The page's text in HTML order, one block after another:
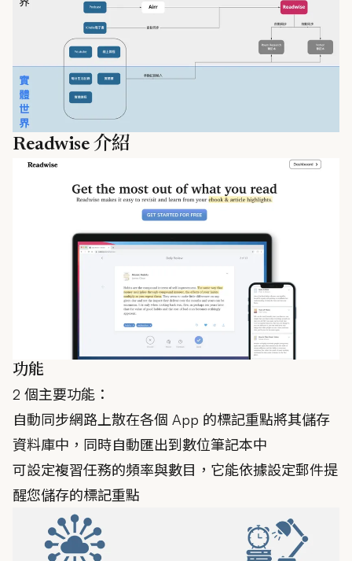
Readwise 介紹
功能
2 個主要功能：
自動同步網路上散在各個 App 的標記重點將其儲存
資料庫中，同時自動匯出到數位筆記本中
可設定複習任務的頻率與數目，它能依據設定郵件提
醒您儲存的標記重點